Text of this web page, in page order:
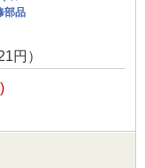
部品
円）